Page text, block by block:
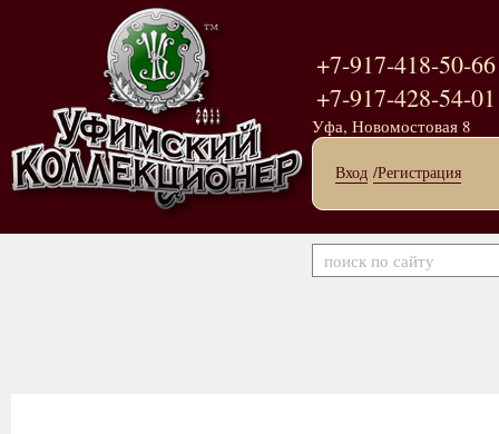
+7-917-418-50-66
+7-917-428-54-01
Уфа, Новомостовая 8
Вход /Регистрация